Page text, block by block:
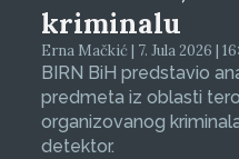
kriminalu
Erna Mačkić | 7. Jula 2026 |
BIRN BiH predstavio
predmeta iz oblasti
organizovanog
detektor.